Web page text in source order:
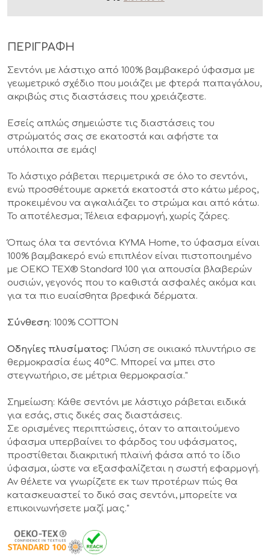
ΠΕΡΙΓΡΑΦΗ
Σεντόνι με λάστιχο από 100% βαμβακερό ύφασμα με
γεωμετρικό σχέδιο που μοιάζει με φτερά παπαγάλου,
ακριβώς στις διαστάσεις που χρειάζεστε.
Εσείς απλώς σημειώστε τις διαστάσεις του
στρώματός σας σε εκατοστά και αφήστε τα
υπόλοιπα σε εμάς!
Το λάστιχο ράβεται περιμετρικά σε όλο το σεντόνι,
ενώ προσθέτουμε αρκετά εκατοστά στο κάτω μέρος,
προκειμένου να αγκαλιάζει το στρώμα και από κάτω.
Το αποτέλεσμα; Τέλεια εφαρμογή, χωρίς ζάρες.
Όπως όλα τα σεντόνια KYMA Home, το ύφασμα είναι
100% βαμβακερό ενώ επιπλέον είναι πιστοποιημένο
με OEKO TEX® Standard 100 για απουσία βλαβερών
ουσιών, γεγονός που το καθιστά ασφαλές ακόμα και
για τα πιο ευαίσθητα βρεφικά δέρματα.
Σύνθεση: 100% COTTON
Οδηγίες πλυσίματος: Πλύση σε οικιακό πλυντήριο σε
θερμοκρασία έως 40°C. Μπορεί να μπει στο
στεγνωτήριο, σε μέτρια θερμοκρασία."
Σημείωση: Κάθε σεντόνι με λάστιχο ράβεται ειδικά
για εσάς, στις δικές σας διαστάσεις.
Σε ορισμένες περιπτώσεις, όταν το απαιτούμενο
ύφασμα υπερβαίνει το φάρδος του υφάσματος,
προστίθεται διακριτική πλαϊνή φάσα από το ίδιο
ύφασμα, ώστε να εξασφαλίζεται η σωστή εφαρμογή.
Αν θέλετε να γνωρίζετε εκ των προτέρων πώς θα
κατασκευαστεί το δικό σας σεντόνι, μπορείτε να
επικοινωνήσετε μαζί μας."